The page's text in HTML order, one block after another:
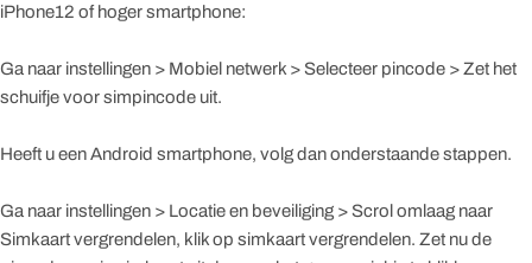
iPhone12 of hoger smartphone:
Ga naar instellingen > Mobiel netwerk > Selecteer pincode > Zet het
schuifje voor simpincode uit.
Heeft u een Android smartphone, volg dan onderstaande stappen.
Ga naar instellingen > Locatie en beveiliging > Scrol omlaag naar
Simkaart vergrendelen, klik op simkaart vergrendelen. Zet nu de